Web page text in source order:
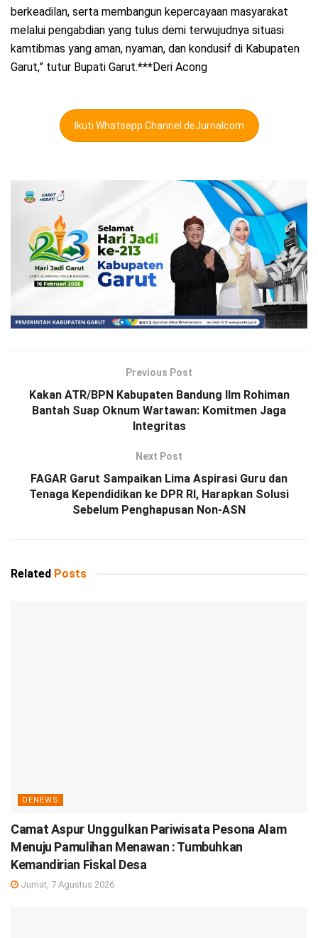
berkeadilan, serta membangun kepercayaan masyarakat
melalui pengabdian yang tulus demi terwujudnya situasi
kamtibmas yang aman, nyaman, dan kondusif di Kabupaten
Garut,” tutur Bupati Garut.***Deri Acong
Ikuti Whatsapp Channel deJurnalcom
Previous Post
Kakan ATR/BPN Kabupaten Bandung IIm Rohiman
Bantah Suap Oknum Wartawan: Komitmen Jaga
Integritas
Next Post
FAGAR Garut Sampaikan Lima Aspirasi Guru dan
Tenaga Kependidikan ke DPR RI, Harapkan Solusi
Sebelum Penghapusan Non-ASN
Related Posts
DENEWS
Camat Aspur Unggulkan Pariwisata Pesona Alam
Menuju Pamulihan Menawan : Tumbuhkan
Kemandirian Fiskal Desa
Jumat, 7 Agustus 2026